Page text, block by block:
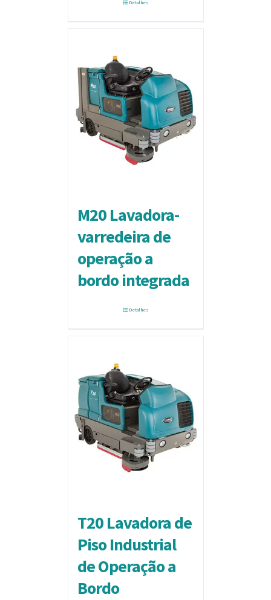
Detalhes
M20 Lavadora-
varredeira de
operação a
bordo integrada
Detalhes
T20 Lavadora de
Piso Industrial
de Operação a
Bordo